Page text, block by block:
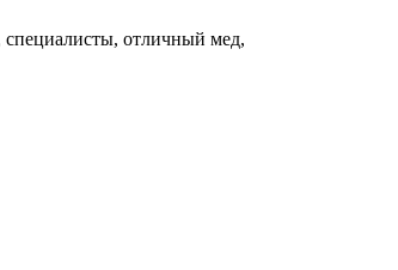
специалисты, отличный мед,